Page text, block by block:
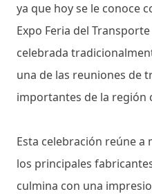
ya que hoy se le conoce
Expo Feria del
celebrada
una de las reuniones de
importantes de la región
Esta celebración reúne a
los principales
culmina con una